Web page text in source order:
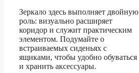
Зеркало здесь выполняет двойную
роль: визуально расширяет
коридор и служит практическим
элементом. Подумайте о
встраиваемых сиденьях с
ящиками, чтобы удобно обуваться
и хранить аксессуары.